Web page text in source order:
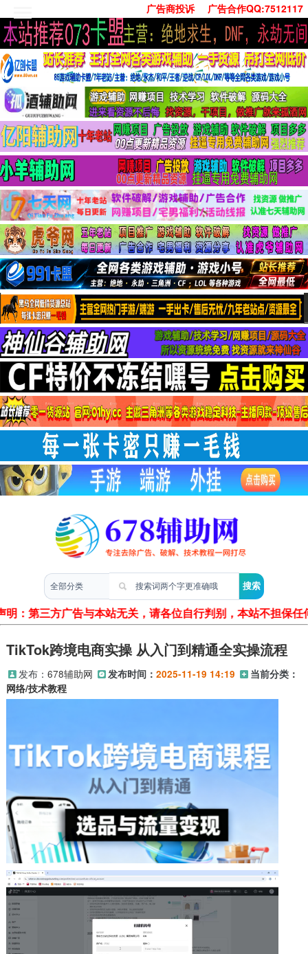
广告商投诉 广告合作QQ:7512117
首页
技术学习
安卓绿化
单机游戏
社交娱乐
系统工具
活动线报
常用办公
源码收集
值得一看
两性情感
声明：第三方广告与本站无关，请各位自行判别，本站不担保
TikTok跨境电商实操 从入门到精通全实操流程
发布： 678辅助网 发布时间： 2025-11-19 14:19
当前分类：
网络/技术教程